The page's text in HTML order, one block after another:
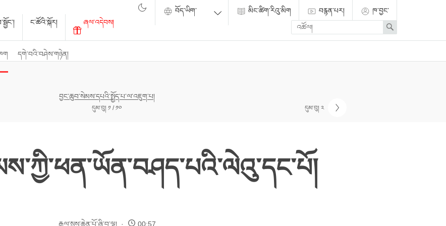
དགེ་བའི་བཤེས་གཉེན།
ང་ཚོའི་སྐོར། ཞལ་འདེབས།
མིང་ཚིག་རིའུ་མིག བརྙན་པར།
ཁ་བྱང་
Enter
search
term
Search
བྱང་ཆུབ་སེམས་དཔའི་སྤྱོད་པ་ལ་འཇུག་པ།
དུམ་བུ། ༡ / ༡༠ དུམ་བུ། ༢
རྒྱལ་སྲས་ཆེན་པོ་ཞི་བ་ལྷ། 00:57